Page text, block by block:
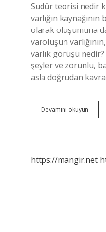
Sudûr teorisi nedir
varlığın
olarak oluşumuna
varoluşun
varlık görüşü
şeyler ve zorunlu,
asla doğrudan
Devamını okuyun
Sina
https://mangir.net